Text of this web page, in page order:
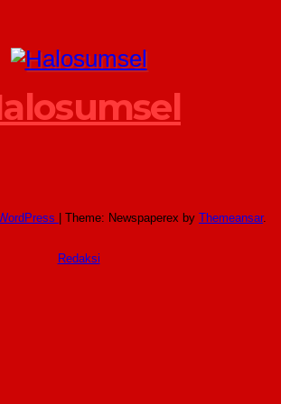
Theme: Newspaperex by Themeansar.
Redaksi